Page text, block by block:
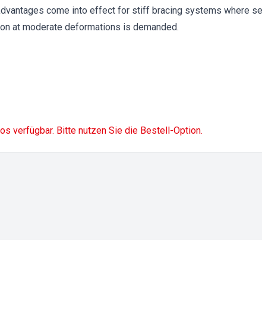
come into effect for stiff bracing systems where
at moderate deformations is demanded.
verfügbar. Bitte nutzen Sie die Bestell-Option.